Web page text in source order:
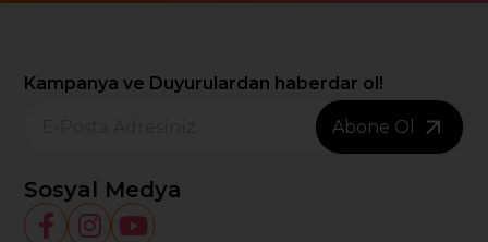
Kampanya ve Duyurulardan haberdar ol!
Abone Ol
Sosyal Medya